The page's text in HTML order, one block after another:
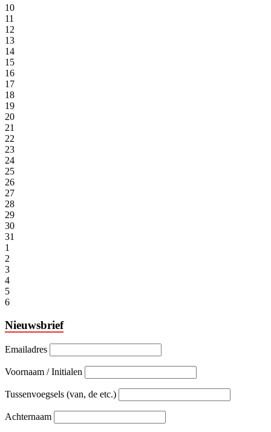
10
11
12
13
14
15
16
17
18
19
20
21
22
23
24
25
26
27
28
29
30
31
1
2
3
4
5
6
Nieuwsbrief
Emailadres
Voornaam / Initialen
Tussenvoegsels (van, de etc.)
Achternaam